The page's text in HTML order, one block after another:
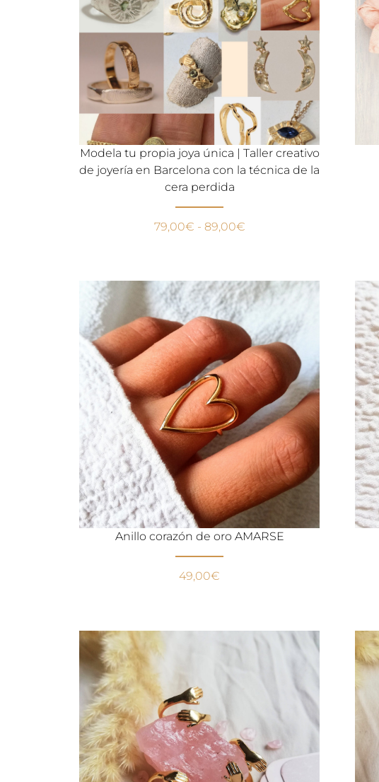
Modela tu propia joya única | Taller creativo
de joyería en Barcelona con la técnica de la
cera perdida
79,00€ - 89,00€
Anillo corazón de oro AMARSE
49,00€